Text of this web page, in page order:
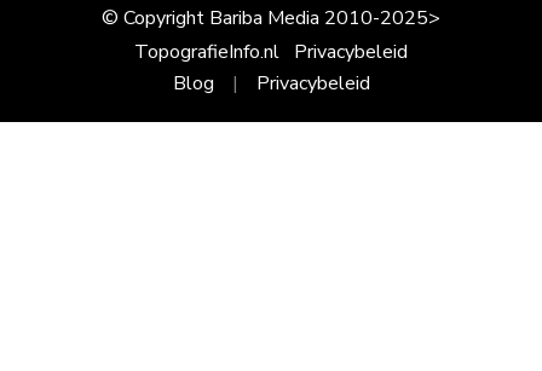
© Copyright Bariba Media 2010-2025>
TopografieInfo.nl Privacybeleid
Blog
Privacybeleid